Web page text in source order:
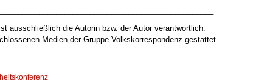
ausschließlich die Autorin bzw. der Autor verantwortlich.
Medien der Gruppe-Volkskorrespondenz gestattet.